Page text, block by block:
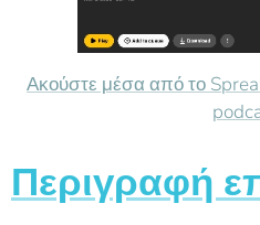
Ακούστε μέσα από το
Περιγραφή